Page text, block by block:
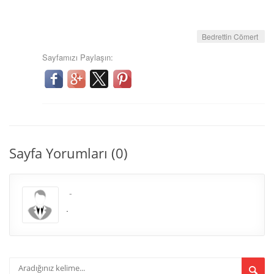
Bedrettin Cömert
Sayfamızı Paylaşın:
Sayfa Yorumları (0)
.